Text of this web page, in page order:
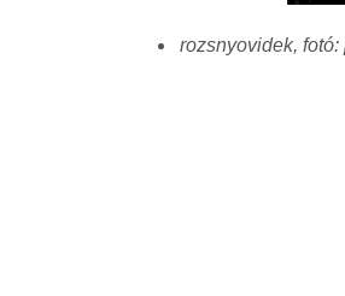
rozsnyovidek, fotó: